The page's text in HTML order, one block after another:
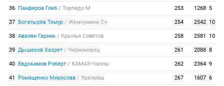
36 Панферов Глеб / Торпедо М 253 1268 5
37 Богатырёв Тимур / Жемчужина Сч 254 2542 10
38 Авалян Гарник / Крылья Советов 258 2581 10
39 Дышеков Хазрет / Черноморец 261 2088 8
40 Евдокимов Роберт / КАМАЗ-Чаллы 262 2364 9
41 Ромащенко Мирослав / Уралмаш 267 1607 6